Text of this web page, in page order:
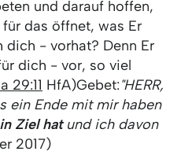
und darauf hoffen,
das öffnet, was Er
- vorhat? Denn Er
dich - vor, so viel
29:11 HfA)Gebet:"HERR,
ein Ende mit mir haben
Ziel hatund ich davon
2017)